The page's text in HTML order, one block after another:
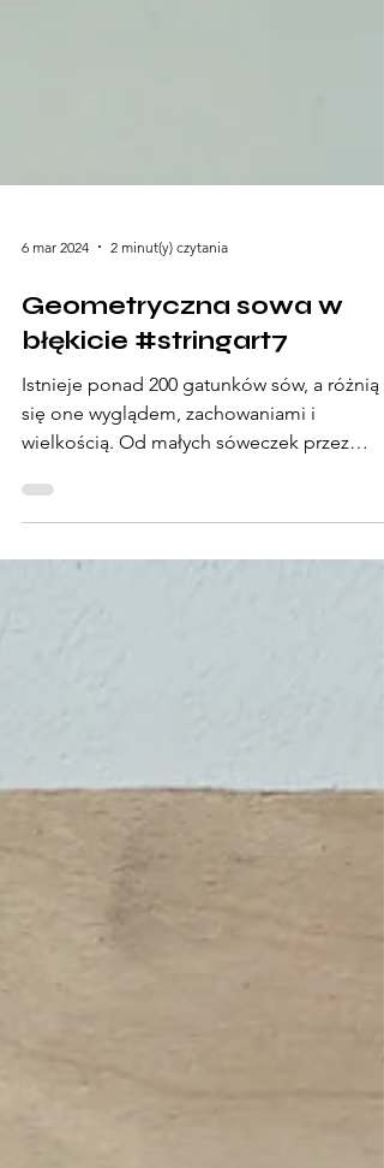
6 mar 2024 2 minut(y) czytania
Geometryczna sowa w
błękicie #stringart7
Istnieje ponad 200 gatunków sów, a różnią
wielkością. Od małych sóweczek przez
płomykówki, aż po...